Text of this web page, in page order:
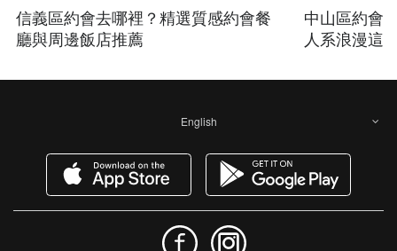
信義區約會去哪裡？精選質感約會餐
廳與周邊飯店推薦
中山區約會
人系浪漫這
English